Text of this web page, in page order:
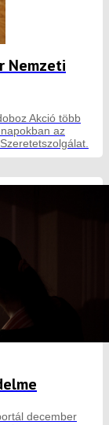
Nemzeti
Akció több
az
december